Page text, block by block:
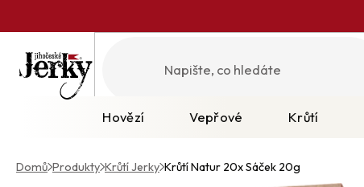
obsah
Hovězí Vepřové Krůtí
Domů/Produkty/Krůtí Jerky/Krůtí Natur 20x Sáček 20g